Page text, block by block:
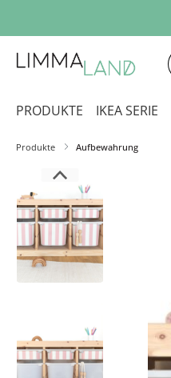
PRODUKTE IKEA SERIE
Produkte Aufbewahrung